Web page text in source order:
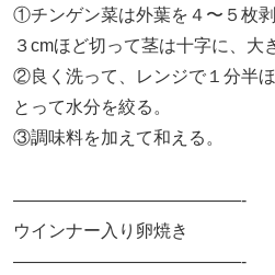
①チンゲン菜は外葉を４〜５枚
３cmほど切って茎は十字に、大
②良く洗って、レンジで１分半
とって水分を絞る。
③調味料を加えて和える。
—————————————-
ウインナー入り卵焼き
—————————————-